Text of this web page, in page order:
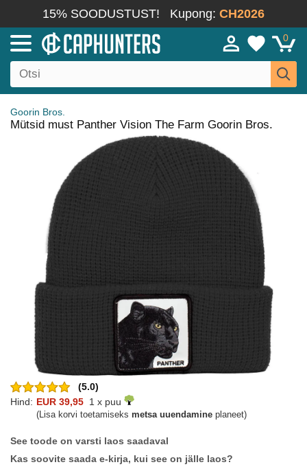
15% SOODUSTUST! Kupong: CH2026
0
Goorin Bros.
Mütsid must Panther Vision The Farm Goorin Bros.
(5.0)
Hind: EUR 39,95 1 x puu
(Lisa korvi toetamiseks metsa uuendamine planeet)
See toode on varsti laos saadaval
Kas soovite saada e-kirja, kui see on jälle laos?